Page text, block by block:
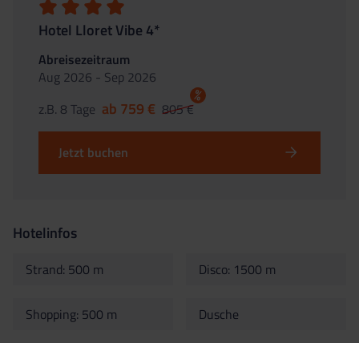
Hotel Lloret Vibe 4*
Abreisezeitraum
Aug 2026 - Sep 2026
z.B. 8 Tage ab 759 € 805 €
%
Jetzt buchen
Hotelinfos
Strand: 500 m Disco: 1500 m
Shopping: 500 m Dusche